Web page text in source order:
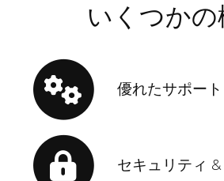
いくつかの
優れたサポート
セキュリティ &